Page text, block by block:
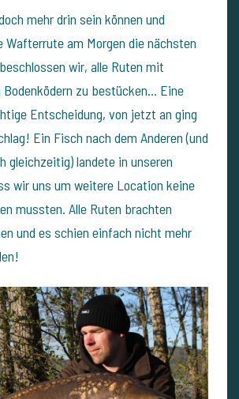
mehr drin sein können und
Wafterrute am Morgen die nächsten
wir, alle Ruten mit
zu bestücken... Eine
Entscheidung, von jetzt an ging
Ein Fisch nach dem Anderen (und
gleichzeitig) landete in unseren
wir uns um weitere Location keine
mussten. Alle Ruten brachten
und es schien einfach nicht mehr